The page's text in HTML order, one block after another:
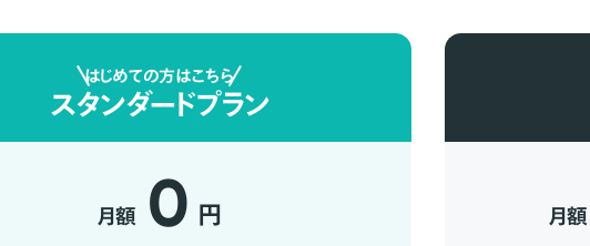
はじめての方はこちら
スタンダードプラン
月額 0 円 月額